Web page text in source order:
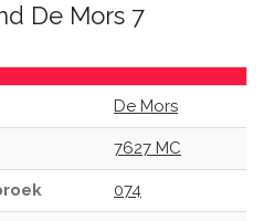
De Mors 7
De Mors
7627 MC
074